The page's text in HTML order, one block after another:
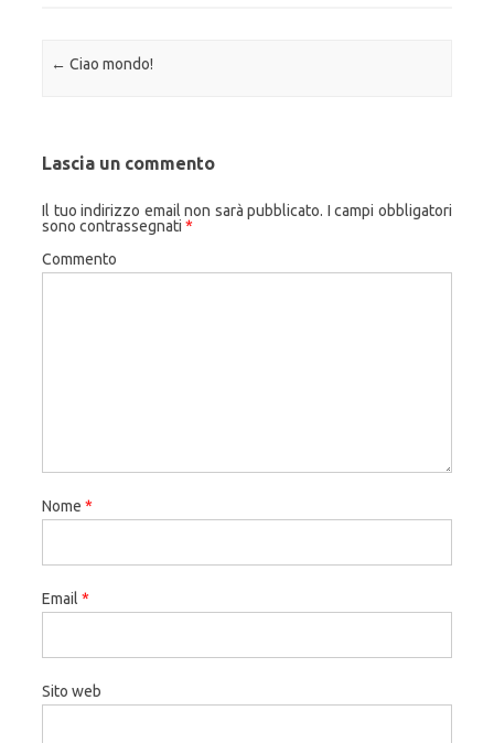
Navigazione articolo
← Ciao mondo!
Lascia un commento
Il tuo indirizzo email non sarà pubblicato. I campi obbligatori
sono contrassegnati *
Commento
Nome *
Email *
Sito web